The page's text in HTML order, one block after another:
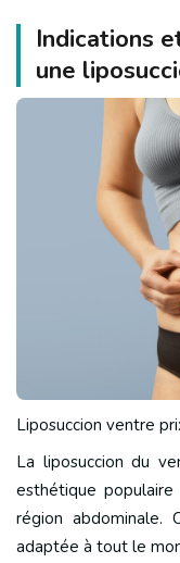
Indications
une
Liposuccion ventre
La liposuccion du
esthétique
région abdominale.
adaptée à tout le